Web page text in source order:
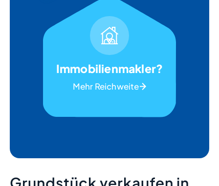
Immobilienmakler?
Mehr Reichweite